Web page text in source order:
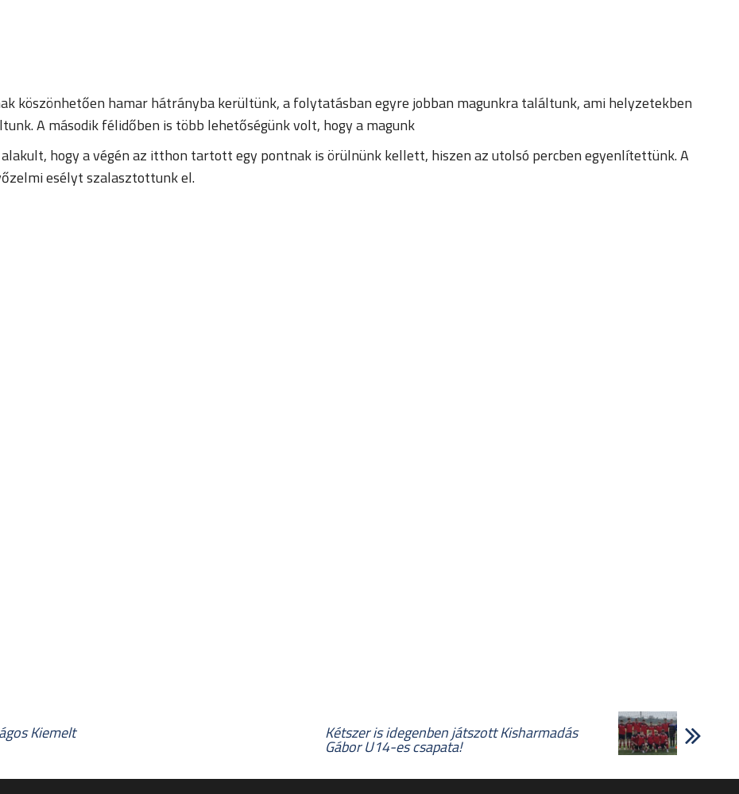
köszönhetően hamar hátrányba kerültünk, a folytatásban egyre jobban magunkra találtunk, ami helyzetekben
A második félidőben is több lehetőségünk volt, hogy a magunk
hogy a végén az itthon tartott egy pontnak is örülnünk kellett, hiszen az utolsó percben egyenlítettünk. A
esélyt szalasztottunk el.
Kiemelt Kétszer is idegenben játszott Kisharmadás
Gábor U14-es csapata!